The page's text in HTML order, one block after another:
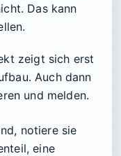
Das kann
zeigt sich erst
Auch dann
und melden.
notiere sie
eine